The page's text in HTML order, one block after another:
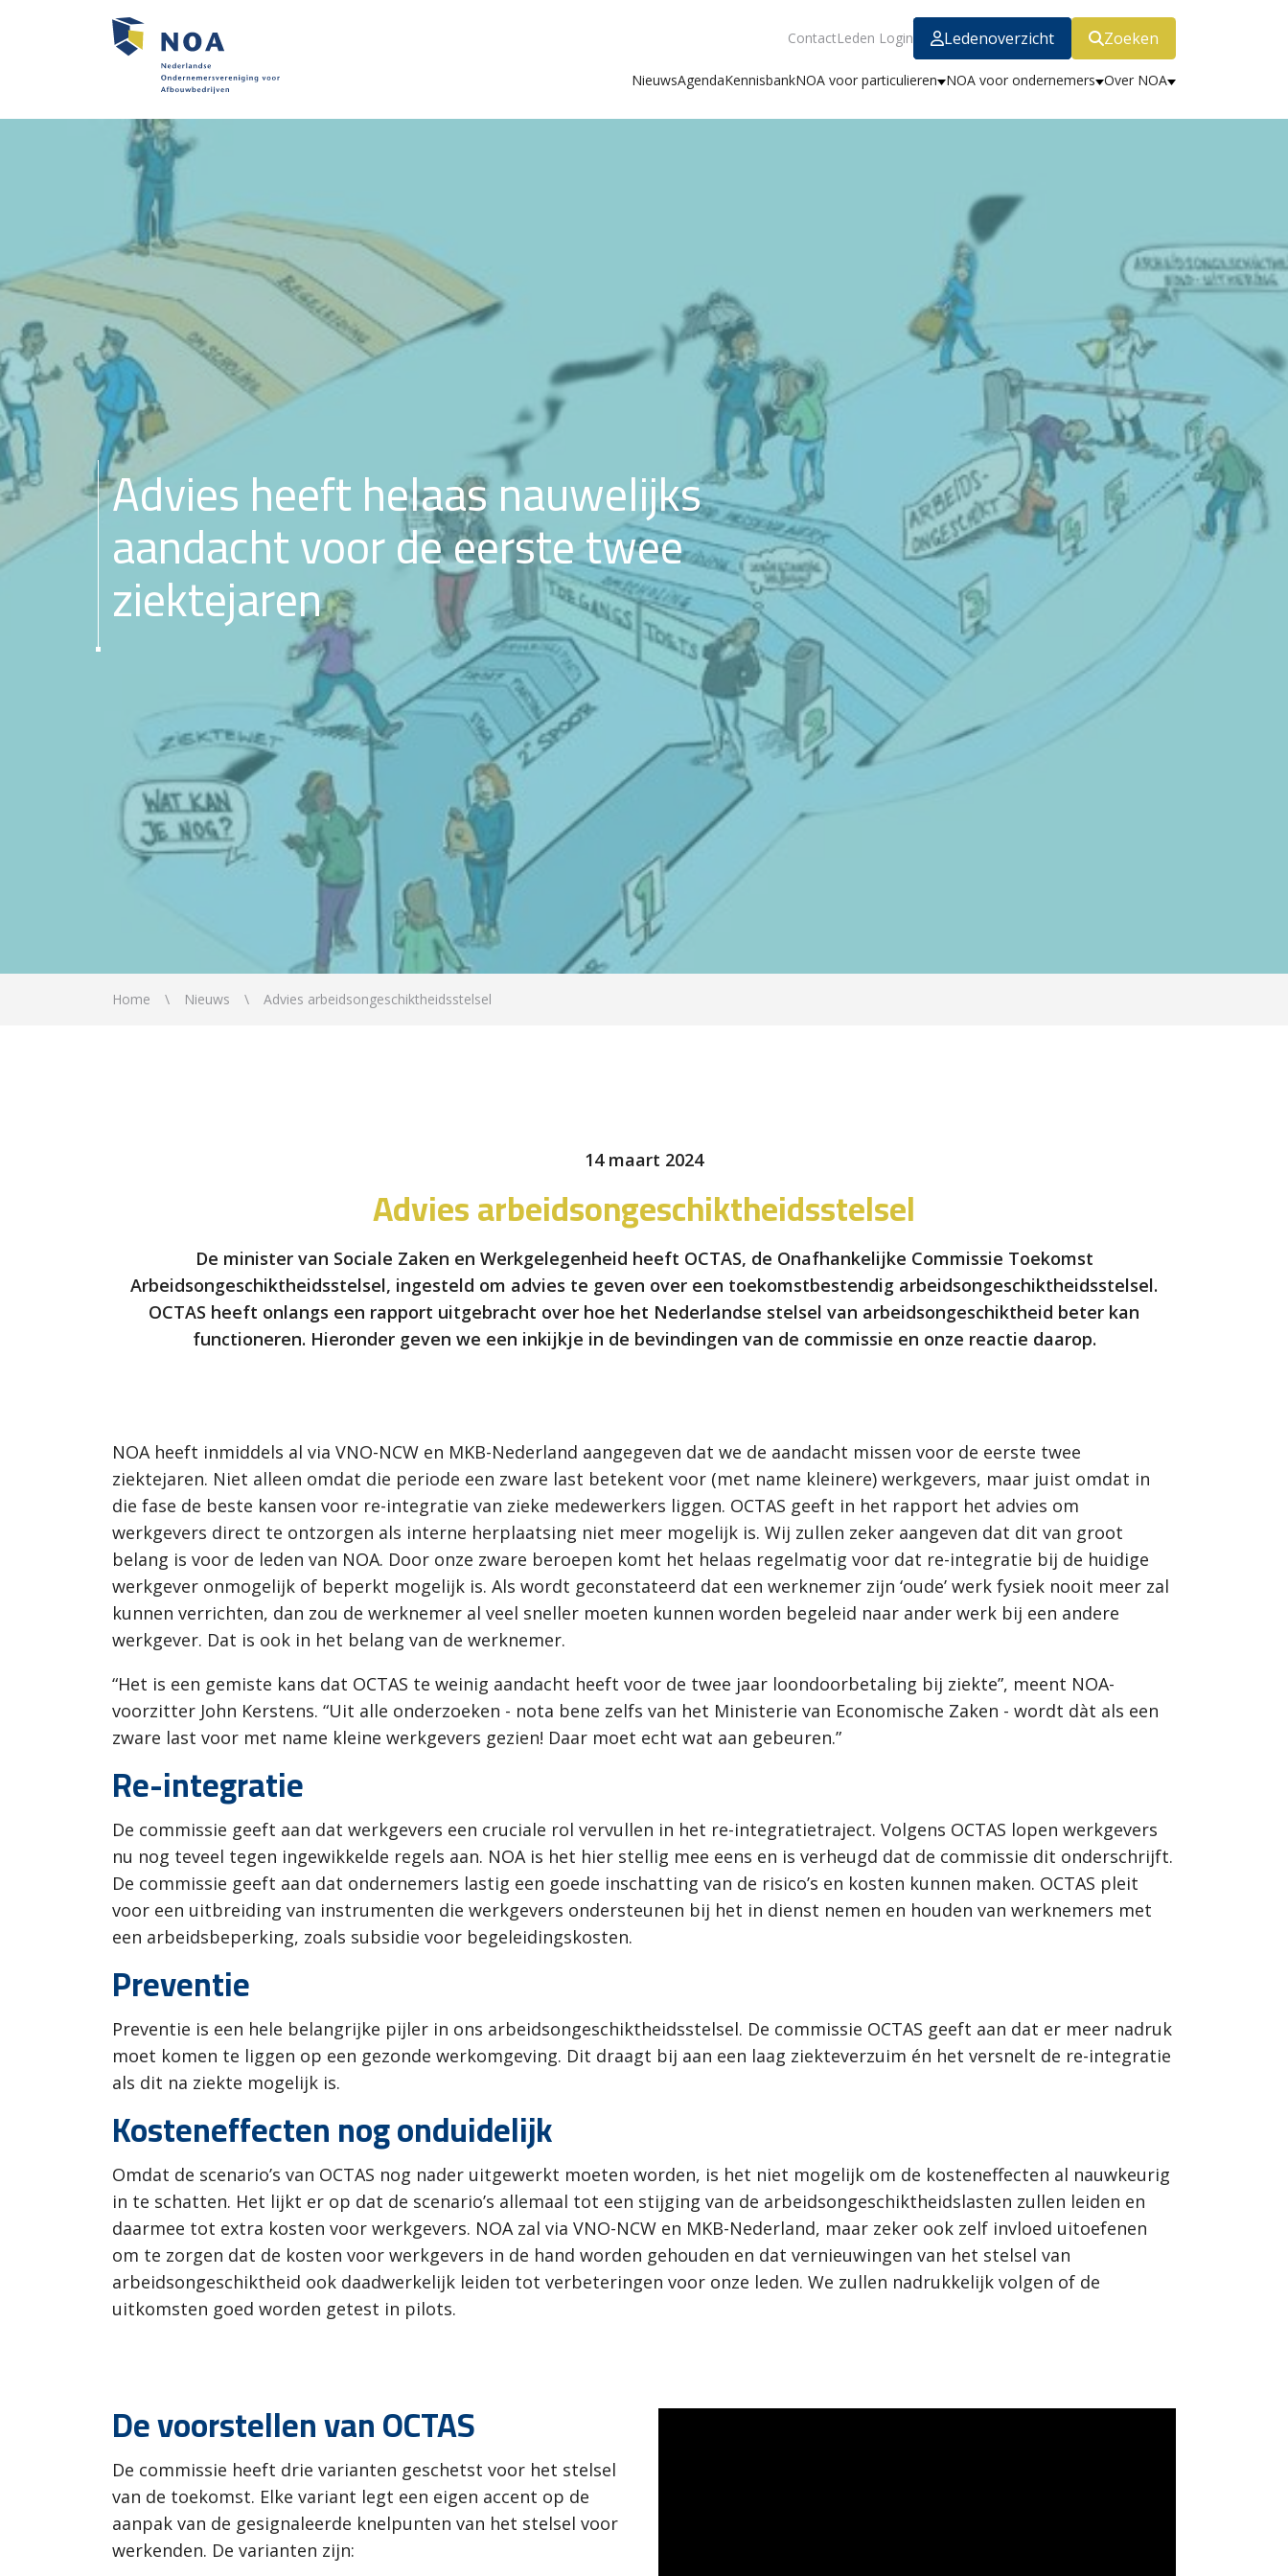
ContactLeden Login Ledenoverzicht Zoeken
NieuwsAgendaKennisbankNOA voor particulieren NOA voor ondernemers Over NOA
Advies heeft helaas nauwelijks
aandacht voor de eerste twee
ziektejaren
Home Nieuws Advies arbeidsongeschiktheidsstelsel
14 maart 2024
Advies arbeidsongeschiktheidsstelsel
De minister van Sociale Zaken en Werkgelegenheid heeft OCTAS, de Onafhankelijke Commissie Toekomst
Arbeidsongeschiktheidsstelsel, ingesteld om advies te geven over een toekomstbestendig arbeidsongeschiktheidsstelsel.
OCTAS heeft onlangs een rapport uitgebracht over hoe het Nederlandse stelsel van arbeidsongeschiktheid beter kan
functioneren. Hieronder geven we een inkijkje in de bevindingen van de commissie en onze reactie daarop.
NOA heeft inmiddels al via VNO-NCW en MKB-Nederland aangegeven dat we de aandacht missen voor de eerste twee
ziektejaren. Niet alleen omdat die periode een zware last betekent voor (met name kleinere) werkgevers, maar juist omdat in
die fase de beste kansen voor re-integratie van zieke medewerkers liggen. OCTAS geeft in het rapport het advies om
werkgevers direct te ontzorgen als interne herplaatsing niet meer mogelijk is. Wij zullen zeker aangeven dat dit van groot
belang is voor de leden van NOA. Door onze zware beroepen komt het helaas regelmatig voor dat re-integratie bij de huidige
werkgever onmogelijk of beperkt mogelijk is. Als wordt geconstateerd dat een werknemer zijn ‘oude’ werk fysiek nooit meer zal
kunnen verrichten, dan zou de werknemer al veel sneller moeten kunnen worden begeleid naar ander werk bij een andere
werkgever. Dat is ook in het belang van de werknemer.
“Het is een gemiste kans dat OCTAS te weinig aandacht heeft voor de twee jaar loondoorbetaling bij ziekte”, meent NOA-
voorzitter John Kerstens. “Uit alle onderzoeken - nota bene zelfs van het Ministerie van Economische Zaken - wordt dàt als een
zware last voor met name kleine werkgevers gezien! Daar moet echt wat aan gebeuren.”
Re-integratie
De commissie geeft aan dat werkgevers een cruciale rol vervullen in het re-integratietraject. Volgens OCTAS lopen werkgevers
nu nog teveel tegen ingewikkelde regels aan. NOA is het hier stellig mee eens en is verheugd dat de commissie dit onderschrijft.
De commissie geeft aan dat ondernemers lastig een goede inschatting van de risico’s en kosten kunnen maken. OCTAS pleit
voor een uitbreiding van instrumenten die werkgevers ondersteunen bij het in dienst nemen en houden van werknemers met
een arbeidsbeperking, zoals subsidie voor begeleidingskosten.
Preventie
Preventie is een hele belangrijke pijler in ons arbeidsongeschiktheidsstelsel. De commissie OCTAS geeft aan dat er meer nadruk
moet komen te liggen op een gezonde werkomgeving. Dit draagt bij aan een laag ziekteverzuim én het versnelt de re-integratie
als dit na ziekte mogelijk is.
Kosteneffecten nog onduidelijk
Omdat de scenario’s van OCTAS nog nader uitgewerkt moeten worden, is het niet mogelijk om de kosteneffecten al nauwkeurig
in te schatten. Het lijkt er op dat de scenario’s allemaal tot een stijging van de arbeidsongeschiktheidslasten zullen leiden en
daarmee tot extra kosten voor werkgevers. NOA zal via VNO-NCW en MKB-Nederland, maar zeker ook zelf invloed uitoefenen
om te zorgen dat de kosten voor werkgevers in de hand worden gehouden en dat vernieuwingen van het stelsel van
arbeidsongeschiktheid ook daadwerkelijk leiden tot verbeteringen voor onze leden. We zullen nadrukkelijk volgen of de
uitkomsten goed worden getest in pilots.
De voorstellen van OCTAS
De commissie heeft drie varianten geschetst voor het stelsel
van de toekomst. Elke variant legt een eigen accent op de
aanpak van de gesignaleerde knelpunten van het stelsel voor
werkenden. De varianten zijn: